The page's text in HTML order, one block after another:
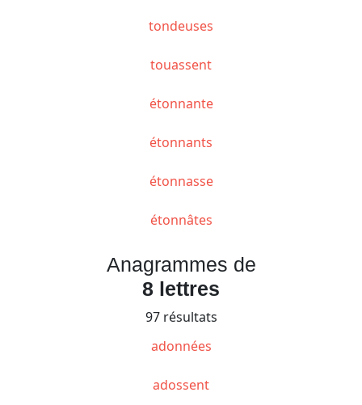
tondeuses
touassent
étonnante
étonnants
étonnasse
étonnâtes
Anagrammes de
8 lettres
97 résultats
adonnées
adossent